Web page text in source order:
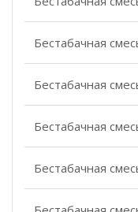
Бестабачная
Бестабачная
Бестабачная
Бестабачная